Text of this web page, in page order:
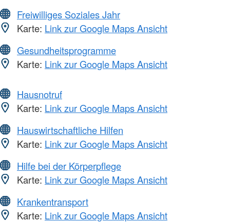
Freiwilliges Soziales Jahr
Karte: Link zur Google Maps Ansicht
Gesundheitsprogramme
Karte: Link zur Google Maps Ansicht
Hausnotruf
Karte: Link zur Google Maps Ansicht
Hauswirtschaftliche Hilfen
Karte: Link zur Google Maps Ansicht
Hilfe bei der Körperpflege
Karte: Link zur Google Maps Ansicht
Krankentransport
Karte: Link zur Google Maps Ansicht